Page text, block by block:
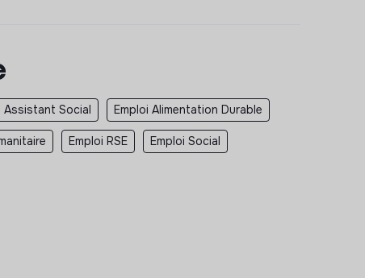
Assistant Social Emploi Alimentation Durable
Emploi RSE Emploi Social